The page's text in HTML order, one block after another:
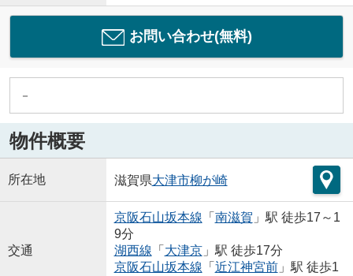
お問い合わせ(無料)
－
物件概要
所在地 滋賀県大津市柳が崎
交通
京阪石山坂本線 「 南滋賀 」駅 徒歩17～1
9分
湖西線 「 大津京」駅 徒歩17分
京阪石山坂本線 「 近江神宮前」駅 徒歩1